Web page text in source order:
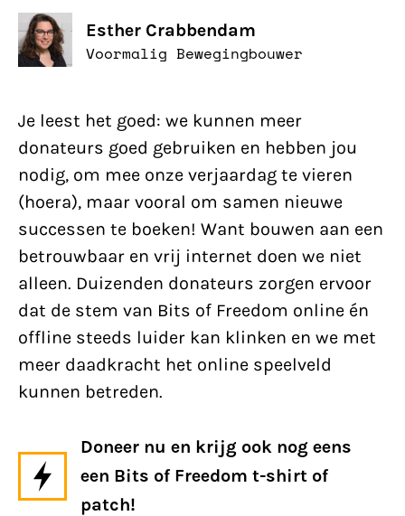
Esther Crabbendam
Voormalig Bewegingbouwer
Je leest het goed: we kunnen meer
donateurs goed gebruiken en hebben jou
nodig, om mee onze verjaardag te vieren
(hoera), maar vooral om samen nieuwe
successen te boeken! Want bouwen aan een
betrouwbaar en vrij internet doen we niet
alleen. Duizenden donateurs zorgen ervoor
dat de stem van Bits of Freedom online én
offline steeds luider kan klinken en we met
meer daadkracht het online speelveld
kunnen betreden.
Doneer nu en krijg ook nog eens
een Bits of Freedom t-shirt of
patch!